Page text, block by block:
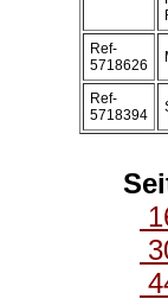
Ref-
5718626
Ref-
5718394